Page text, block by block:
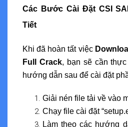
Các Bước Cài Đặt CSI
Tiết
Khi đã hoàn tất việc
Full Crack, bạn sẽ cần
hướng dẫn sau để cài đặt
Giải nén file tải về vào
Chạy file cài đặt
Làm theo các hướng